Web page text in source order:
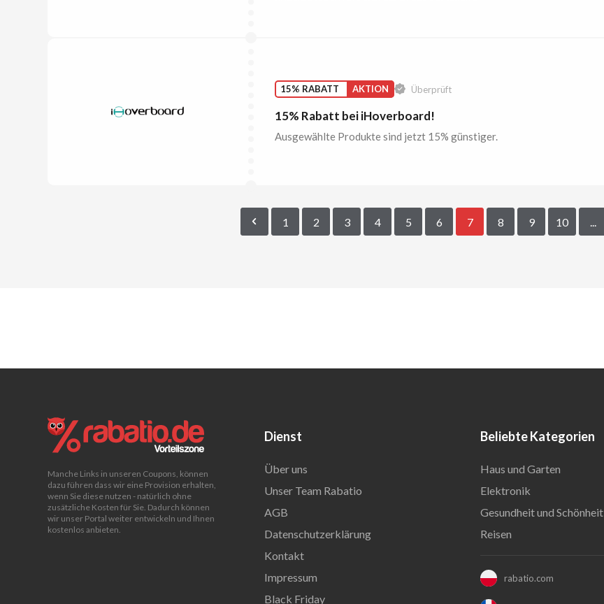
15% RABATT AKTION Überprüft
15% Rabatt bei iHoverboard!
Ausgewählte Produkte sind jetzt 15% günstiger.
1 2 3 4 5 6 7 8 9 10
Manche Links in unseren Coupons, können
dazu führen dass wir eine Provision erhalten,
wenn Sie diese nutzen - natürlich ohne
zusätzliche Kosten für Sie. Dadurch können
wir unser Portal weiter entwickeln und Ihnen
kostenlos anbieten.
Dienst
Über uns
Unser Team Rabatio
AGB
Datenschutzerklärung
Kontakt
Impressum
Black Friday
Beliebte Kategorien
Haus und Garten
Elektronik
Gesundheit und Schönheit
Reisen
rabatio.com